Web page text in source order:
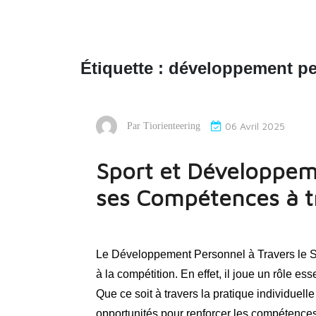
Étiquette : développement
Par Tiorienteering 06 Avril 2025
Sport et
ses Compétences à
Le Développement Personnel à Travers le
à la compétition. En effet, il joue un rôle
Que ce soit à travers la pratique
opportunités pour renforcer les